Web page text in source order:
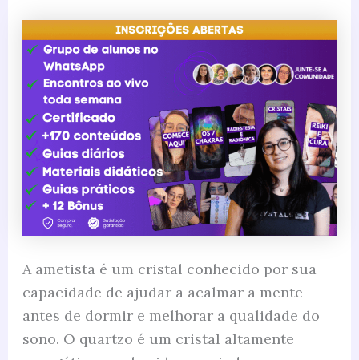
A ametista é um cristal conhecido por sua
capacidade de ajudar a acalmar a mente
antes de dormir e melhorar a qualidade do
sono. O quartzo é um cristal altamente